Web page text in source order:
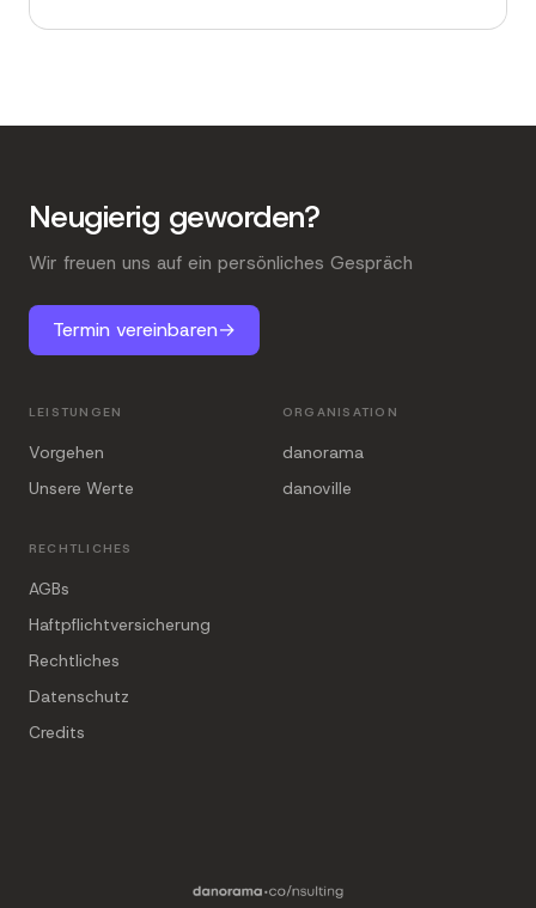
Neugierig geworden?
Wir freuen uns auf ein persönliches Gespräch
Termin vereinbaren→
LEISTUNGEN
Vorgehen
Unsere Werte
ORGANISATION
danorama
danoville
RECHTLICHES
AGBs
Haftpflichtversicherung
Rechtliches
Datenschutz
Credits